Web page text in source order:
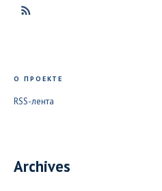
О ПРОЕКТЕ
RSS-лента
Archives